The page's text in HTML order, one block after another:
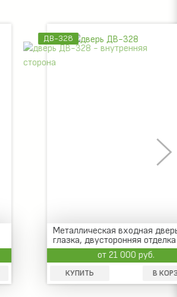
Металлическая входная дверь без
глазка, двусторонняя отделка МДФ